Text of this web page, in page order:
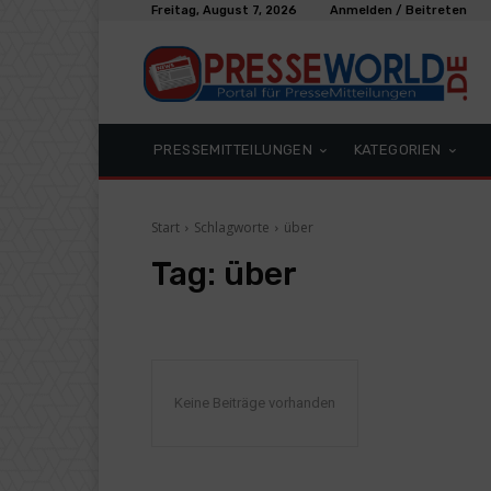
Freitag, August 7, 2026 Anmelden / Beitreten
PRESSEMITTEILUNGEN KATEGORIEN
Start Schlagworte über
Tag: über
Keine Beiträge vorhanden